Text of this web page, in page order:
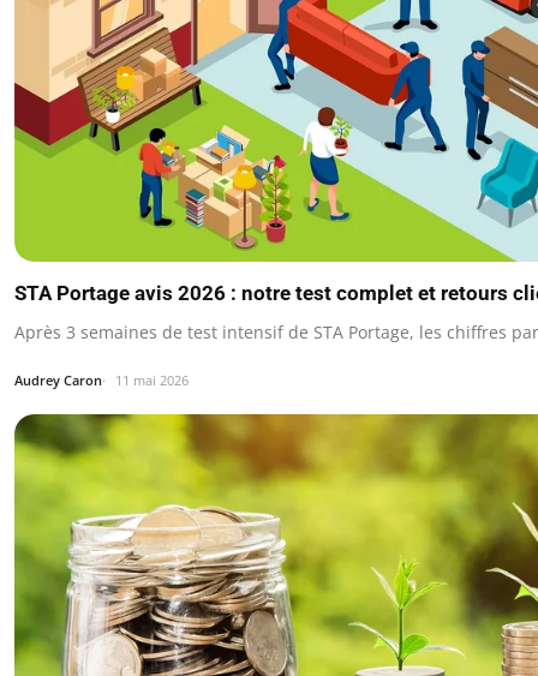
STA Portage avis 2026 : notre test complet et retours
Après 3 semaines de test intensif de STA Portage, les chiffres
Audrey Caron 11 mai 2026